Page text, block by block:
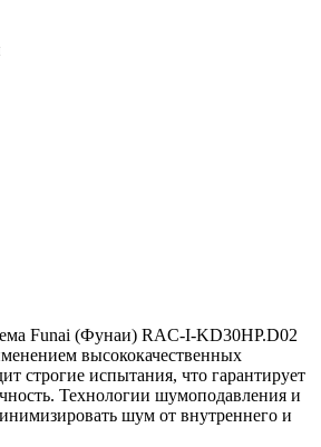
Funai (Фунаи) RAC-I-KD30HP.D02
высококачественных
строгие испытания, что гарантирует
Технологии шумоподавления и
шум от внутреннего и